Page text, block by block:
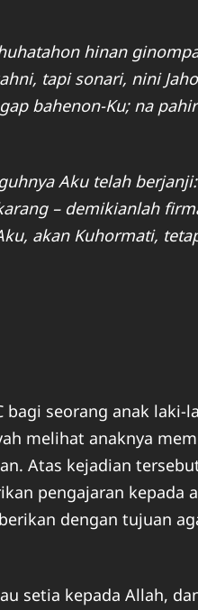
hinan
tapi sonari, nini
bahenon-Ku; na
Aku telah
– demikianlah
akan Kuhormati,
bagi seorang anak laki-
melihat anaknya
Atas kejadian
pengajaran kepada
dengan tujuan
setia kepada Allah,